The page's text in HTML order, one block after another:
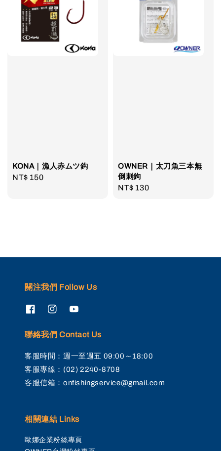
KONA｜漁人赤ムツ鈎
Regular
NT$ 150
OWNER｜太刀魚三本無
倒刺鉤
Regular
NT$ 130
關注我們 Follow Us
聯絡我們 Contact Us
客服時間：週一至週五 09:00～18:00
客服專線：(02) 2240-8708
客服信箱：onfishingservice@gmail.com
相關連結 Links
歐娜企業粉絲專頁